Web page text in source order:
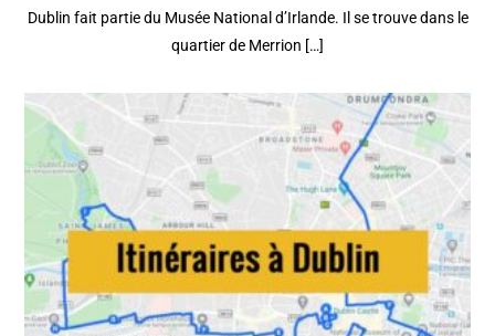
Dublin fait partie du Musée National d’Irlande. Il se trouve dans le
quartier de Merrion […]